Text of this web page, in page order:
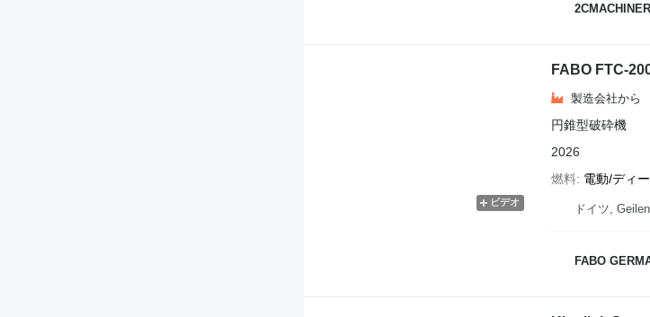
ビデオ
FABO FTC-
製造会社から
円錐型破砕機
2026
燃料 電動/ディ
ドイツ,
FABO